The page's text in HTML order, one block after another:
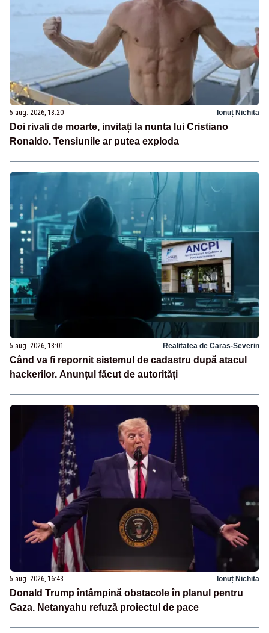
5 aug. 2026, 18:20 Ionuț Nichita
Doi rivali de moarte, invitați la nunta lui Cristiano
Ronaldo. Tensiunile ar putea exploda
5 aug. 2026, 18:01 Realitatea de Caras-Severin
Când va fi repornit sistemul de cadastru după atacul
hackerilor. Anunțul făcut de autorități
5 aug. 2026, 16:43 Ionuț Nichita
Donald Trump întâmpină obstacole în planul pentru
Gaza. Netanyahu refuză proiectul de pace